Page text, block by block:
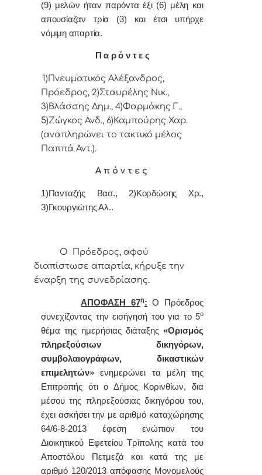
(9) μελών ήταv παρόvτα έξι (6) μέλη και
απουσίαζαν τρία (3) και έτσι υπήρχε
vόμιμη απαρτία.
Π α ρ ό ν τ ε ς
1)Πνευματικός Αλέξανδρος,
Πρόεδρoς, 2)Σταυρέλης Νικ.,
3)Βλάσσης Δημ., 4)Φαρμάκης Γ.,
5)Ζώγκος Ανδ., 6)Καμπούρης Χαρ.
(αναπληρώνει το τακτικό μέλος
Παππά Αντ.).
Α π ό ν τ ε ς
1)Πανταζής Βασ., 2)Κορδώσης Χρ.,
3)Γκουργιώτης Αλ..
Ο Πρόεδρος, αφού
διαπίστωσε απαρτία, κήρυξε την
έναρξη της συνεδρίασης.
ΑΠΟΦΑΣΗ 67η: Ο
Πρόεδρος
συνεχίζοντας την εισήγησή του για το 5ο
θέμα της ημερήσιας διάταξης«Ορισμός
πληρεξούσιων δικηγόρων,
συμβολαιογράφων, δικαστικών
επιμελητών»ενημερώνει τα μέλη της
Επιτροπής ότι
ο Δήμος Κορινθίων, δια
μέσου της πληρεξούσιας δικηγόρου του,
έχει ασκήσει την με αριθμό καταχώρησης
64/6-8-2013 έφεση ενώπιον του
Διοικητικού Εφετείου Τρίπολης κατά του
Αποστόλου Πετμεζά και κατά της με
αριθμό 120/2013 απόφασης Μονομελούς